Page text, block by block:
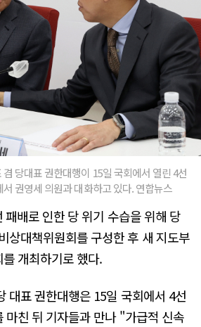
당대표 권한대행이 15일 국회에서 열린 4선
권영세 의원과 대화하고 있다. 연합뉴스
패배로 인한 당 위기 수습을 위해 당
상대책위원회를 구성한 후 새 지도부
개최하기로 했다.
대표 권한대행은 15일 국회에서 4선
마친 뒤 기자들과 만나 "가급적 신속